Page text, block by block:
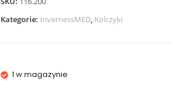
Kategorie: InvernessMED, Kolczyki
1 w magazynie